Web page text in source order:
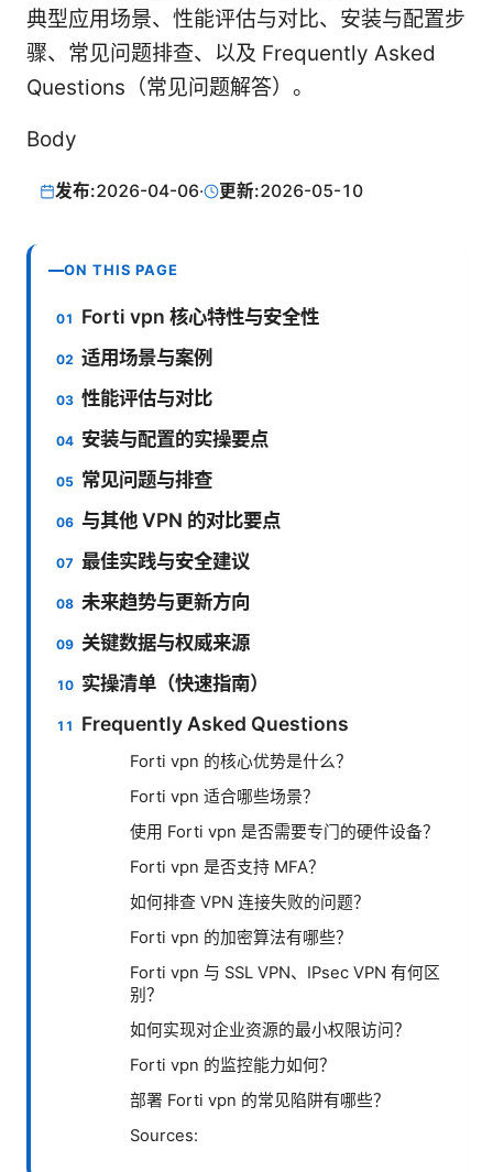
典型应用场景、性能评估与对比、安装与配置步
骤、常见问题排查、以及 Frequently Asked
Questions（常见问题解答）。
Body
发布:2026-04-06· 更新:2026-05-10
ON THIS PAGE
Forti vpn 核心特性与安全性
适用场景与案例
性能评估与对比
安装与配置的实操要点
常见问题与排查
与其他 VPN 的对比要点
最佳实践与安全建议
未来趋势与更新方向
关键数据与权威来源
实操清单（快速指南）
Frequently Asked Questions
Forti vpn 的核心优势是什么？
Forti vpn 适合哪些场景？
使用 Forti vpn 是否需要专门的硬件设备？
Forti vpn 是否支持 MFA？
如何排查 VPN 连接失败的问题？
Forti vpn 的加密算法有哪些？
Forti vpn 与 SSL VPN、IPsec VPN 有何区
别？
如何实现对企业资源的最小权限访问？
Forti vpn 的监控能力如何？
部署 Forti vpn 的常见陷阱有哪些？
Sources: